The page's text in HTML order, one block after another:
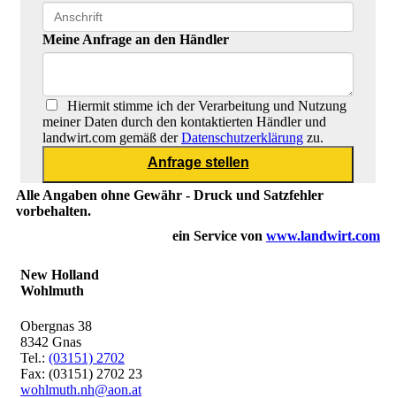
Meine Anfrage an den Händler
Hiermit stimme ich der Verarbeitung und Nutzung
meiner Daten durch den kontaktierten Händler und
landwirt.com gemäß derDatenschutzerklärung zu.
Alle Angaben ohne Gewähr - Druck und Satzfehler
vorbehalten.
ein Service von www.landwirt.com
New Holland
Wohlmuth
Obergnas 38
8342 Gnas
Tel.: (03151) 2702
Fax: (03151) 2702 23
wohlmuth.nh@aon.at